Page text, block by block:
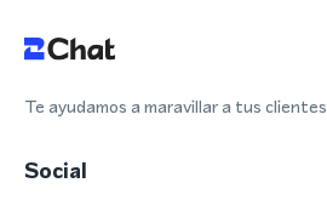
Te ayudamos a maravillar a tus clientes
Social